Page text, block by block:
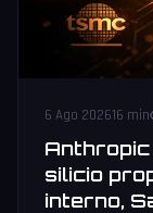
6 Ago 202616 min
silicio
interno,